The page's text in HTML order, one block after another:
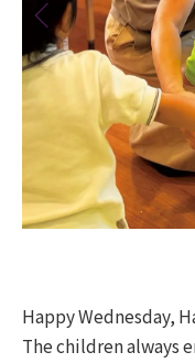
Happy Wednesday,
The children always